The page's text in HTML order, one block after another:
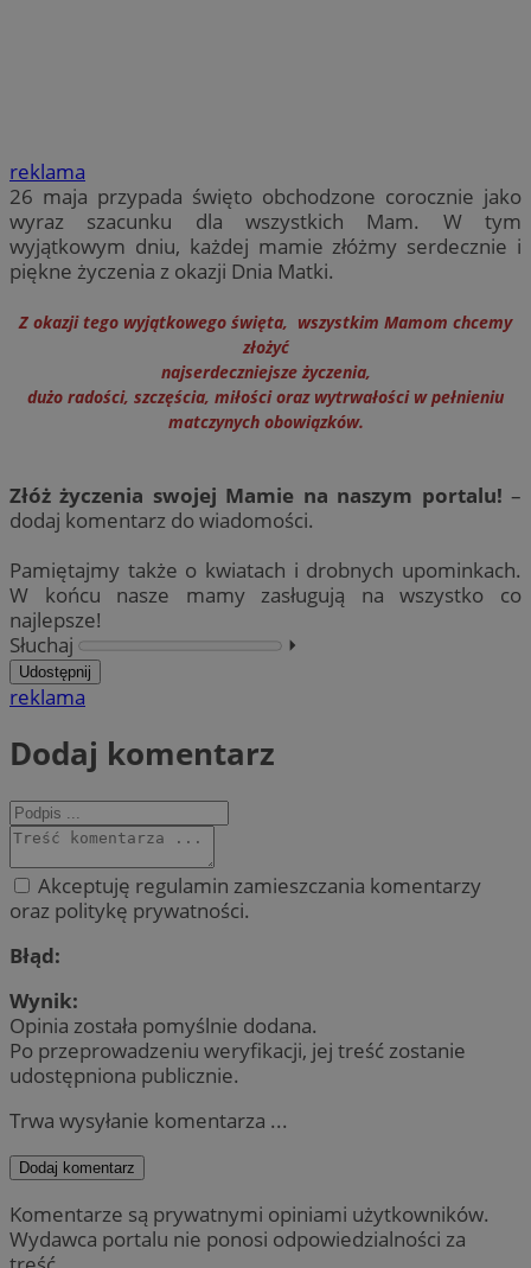
reklama
26 maja przypada święto obchodzone corocznie jako
wyraz szacunku dla wszystkich Mam. W tym
wyjątkowym dniu, każdej mamie złóżmy serdecznie i
piękne życzenia z okazji Dnia Matki.
Z okazji tego wyjątkowego święta, wszystkim Mamom chcemy
złożyć
najserdeczniejsze życzenia,
dużo radości, szczęścia, miłości oraz wytrwałości w pełnieniu
matczynych obowiązków.
Złóż życzenia swojej Mamie na naszym portalu! –
dodaj komentarz do wiadomości.
Pamiętajmy także o kwiatach i drobnych upominkach.
W końcu nasze mamy zasługują na wszystko co
najlepsze!
Słuchaj
⏵︎
Udostępnij
reklama
Dodaj komentarz
Akceptuję regulamin zamieszczania komentarzy
oraz politykę prywatności.
Błąd:
Wynik:
Opinia została pomyślnie dodana.
Po przeprowadzeniu weryfikacji, jej treść zostanie
udostępniona publicznie.
Trwa wysyłanie komentarza ...
Dodaj komentarz
Komentarze są prywatnymi opiniami użytkowników.
Wydawca portalu nie ponosi odpowiedzialności za